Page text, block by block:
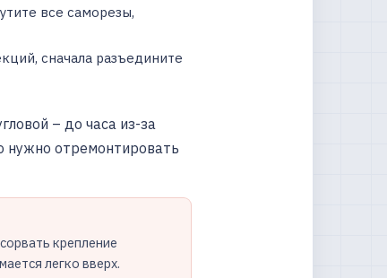
все саморезы,
сначала разъедините
– до часа из-за
нужно отремонтировать
крепление
легко вверх.